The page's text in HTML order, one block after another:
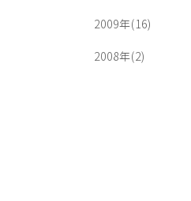
2009年(16)
2008年(2)